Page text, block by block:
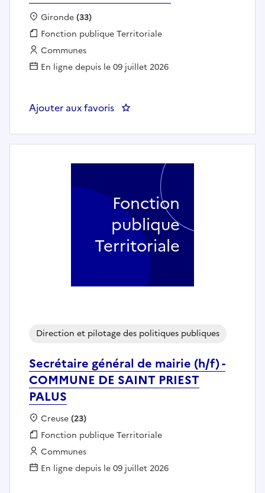
Localisation :
Gironde(33)
Fonction publique :
Fonction publique Territoriale
Employeur :
Communes
En ligne depuis le 09 juillet 2026
Ajouter aux favoris : Secrétaire général de mairie
Secrétaire général de mairie (h/f) -
COMMUNE DE SAINT PRIEST
PALUS
Direction et pilotage des politiques publiques
Localisation :
Creuse(23)
Fonction publique :
Fonction publique Territoriale
Employeur :
Communes
En ligne depuis le 09 juillet 2026
Fonction
publique
Territoriale